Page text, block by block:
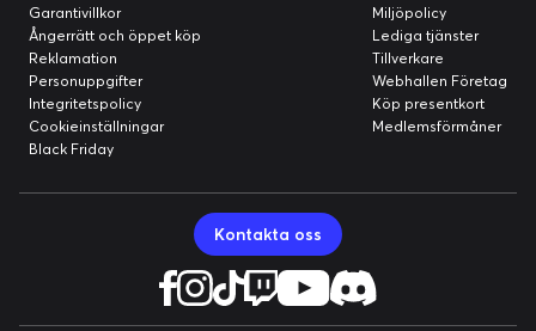
Garantivillkor
Ångerrätt och öppet köp
Reklamation
Personuppgifter
Integritetspolicy
Cookieinställningar
Black Friday
Miljöpolicy
Lediga tjänster
Tillverkare
Webhallen Företag
Köp presentkort
Medlemsförmåner
Kontakta oss